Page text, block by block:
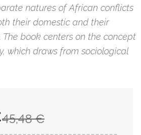
natures of African conflicts
their domestic and their
The book centers on the concept
which draws from sociological
45,48 €